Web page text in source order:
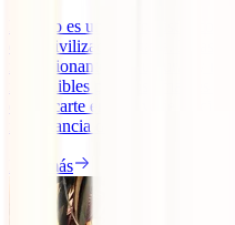
México es un tesoro histórico y
de la civilización maya. Estas
impresionantes estructuras y
imperdibles para los amantes
embarcarte en este viaje
importancia de un seguro de [...]
Leer más